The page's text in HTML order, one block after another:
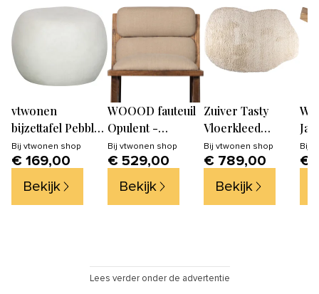
vtwonen
bijzettafel Pebble
- Fiber Clay - Wit
- 35x50x50
Bij vtwonen shop
€ 169,00
Bekijk
WOOOD fauteuil
Opulent -
Bouclé/Hout -
Naturel -
75x70x80
Bij vtwonen shop
€ 529,00
Bekijk
Zuiver Tasty
Vloerkleed
200x290 - Beige
Bij vtwonen shop
€ 789,00
Bekijk
Bij
€
Lees verder onder de advertentie